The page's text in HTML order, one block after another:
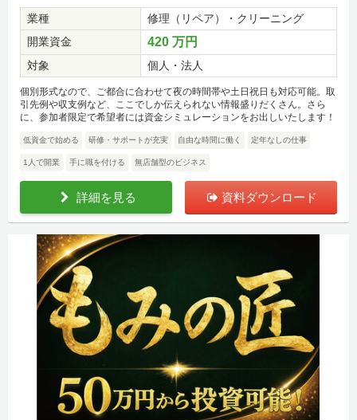
業種
修理（リペア）・クリーニング
開業資金
420 万円
対象 個人・法人
個別形式なので、ご都合に合わせて夜の時間帯や土日祝日も対応可能。取
引先例や収支例など、ここでしか伝えられない情報盛りだくさん。さら
に、参加者限定で希望者には資金シミュレーションをお出しいたします！
低資金で始める 研修・サポートが充実 自由な時間に働く 定年なしの仕事
1人で開業 手に職を付ける 無店舗型のビジネス
詳細を見る 資料ダウンロード